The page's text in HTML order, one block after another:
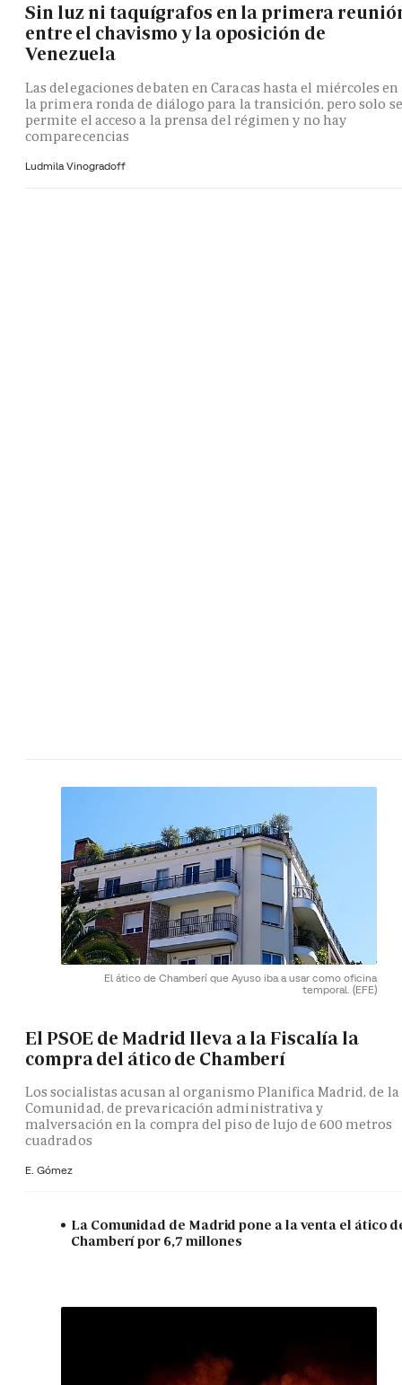
Sin luz ni taquígrafos en la primera
entre el chavismo y la oposición de
Venezuela
Las delegaciones debaten en Caracas hasta el miércoles en
la primera ronda de diálogo para la transición, pero solo se
permite el acceso a la prensa del régimen y no hay
comparecencias
Ludmila Vinogradoff
El ático de Chamberí que Ayuso iba a usar como oficina
temporal. (EFE)
El PSOE de Madrid lleva a la Fiscalía la
compra del ático de Chamberí
Los socialistas acusan al organismo Planifica Madrid, de la
Comunidad, de prevaricación administrativa y
malversación en la compra del piso de lujo de 600 metros
cuadrados
E. Gómez
La Comunidad de Madrid pone a la venta el ático
Chamberí por 6,7 millones